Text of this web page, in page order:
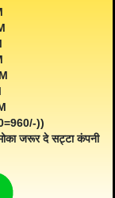
))
जरूर दे सट्टा कंपनी